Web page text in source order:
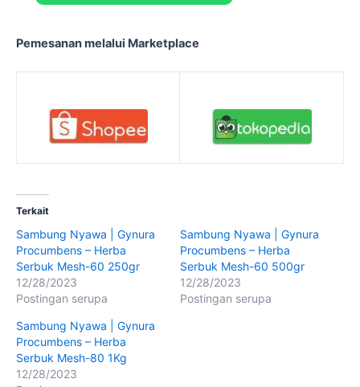
Pemesanan melalui Marketplace
Terkait
Sambung Nyawa | Gynura
Procumbens – Herba
Serbuk Mesh-60 250gr
12/28/2023
Postingan serupa
Sambung Nyawa | Gynura
Procumbens – Herba
Serbuk Mesh-60 500gr
12/28/2023
Postingan serupa
Sambung Nyawa | Gynura
Procumbens – Herba
Serbuk Mesh-80 1Kg
12/28/2023